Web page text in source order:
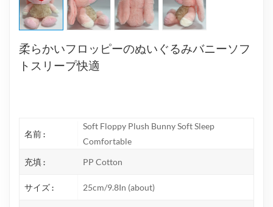
柔らかいフロッピーのぬいぐるみバニーソフ
トスリープ快適
名前 :
Soft Floppy Plush Bunny Soft Sleep
Comfortable
充填 :
PP Cotton
サイズ : 25cm/9.8In (about)